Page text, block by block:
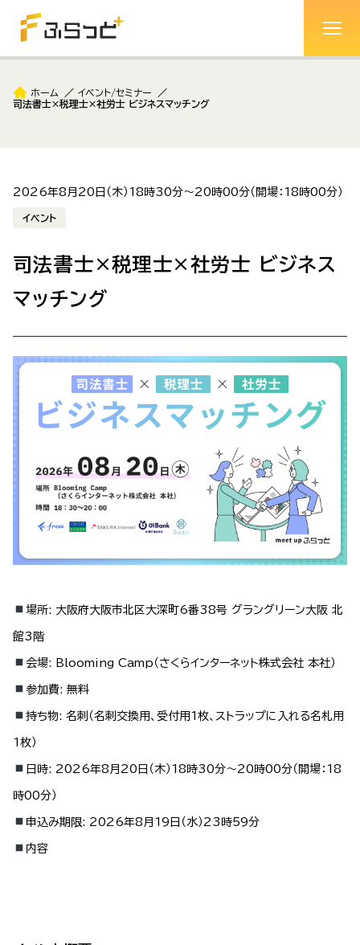
ホーム
イベント/セミナー
司法書士×税理士×社労士 ビジネスマッチング
2026年8月20日（木）18時30分～20時00分（開場：18時00分）
イベント
司法書士×税理士×社労士 ビジネス
マッチング
場所: 大阪府大阪市北区大深町6番38号 グラングリーン大阪 北
館3階
会場: Blooming Camp（さくらインターネット株式会社 本社）
参加費: 無料
持ち物: 名刺（名刺交換用、受付用1枚、ストラップに入れる名札用
1枚）
日時: 2026年8月20日（木）18時30分～20時00分（開場：18
時00分）
申込み期限: 2026年8月19日（水）23時59分
内容